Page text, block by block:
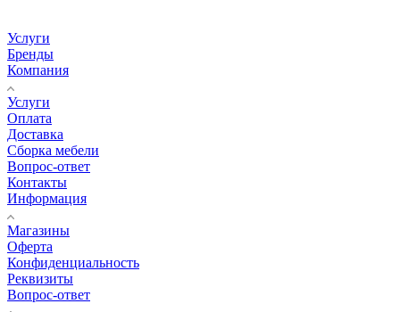
Услуги
Бренды
Компания
Услуги
Оплата
Доставка
Сборка мебели
Вопрос-ответ
Контакты
Информация
Магазины
Оферта
Конфиденциальность
Реквизиты
Вопрос-ответ